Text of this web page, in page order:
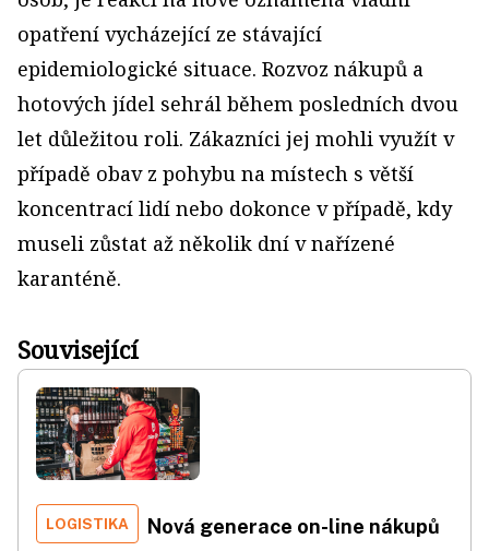
opatření vycházející ze stávající
epidemiologické situace. Rozvoz nákupů a
hotových jídel sehrál během posledních dvou
let důležitou roli. Zákazníci jej mohli využít v
případě obav z pohybu na místech s větší
koncentrací lidí nebo dokonce v případě, kdy
museli zůstat až několik dní v nařízené
karanténě.
Související
LOGISTIKA
Nová generace on-line nákupů